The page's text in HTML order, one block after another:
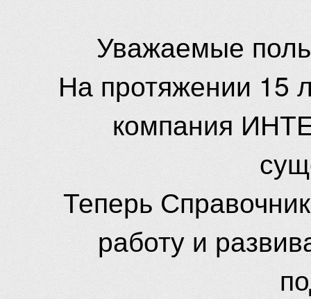
Уважаемые
На протяжении 15
компания
Теперь
работу и